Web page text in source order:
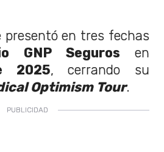
presentó en tres fechas
GNP Seguros en
2025, cerrando su
Optimism Tour.